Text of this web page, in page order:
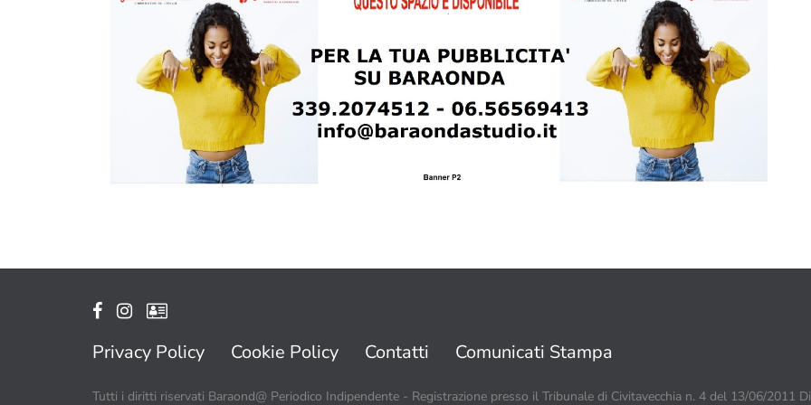
Privacy Policy Cookie Policy Contatti Comunicati Stampa
Tutti i diritti riservati Baraond@ Periodico Indipendente - Registrazione presso il Tribunale di Civitavecchia n. 4 del 13/06/2011